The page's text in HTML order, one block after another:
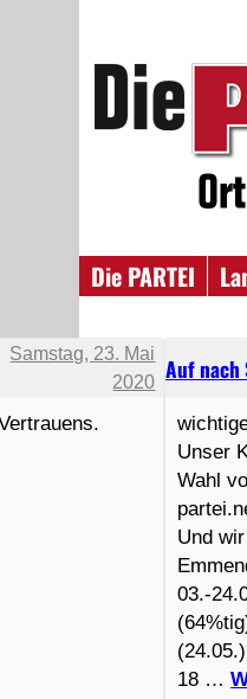
Die PARTEI
Auf
Unser
Wahl
Und
03.-
18 …
Samstag, 23. Mai
2020